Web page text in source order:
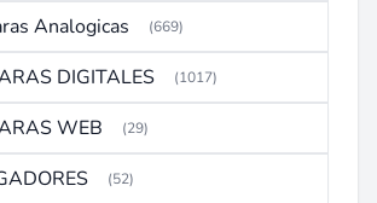
Analogicas (669)
DIGITALES (1017)
WEB (29)
(52)